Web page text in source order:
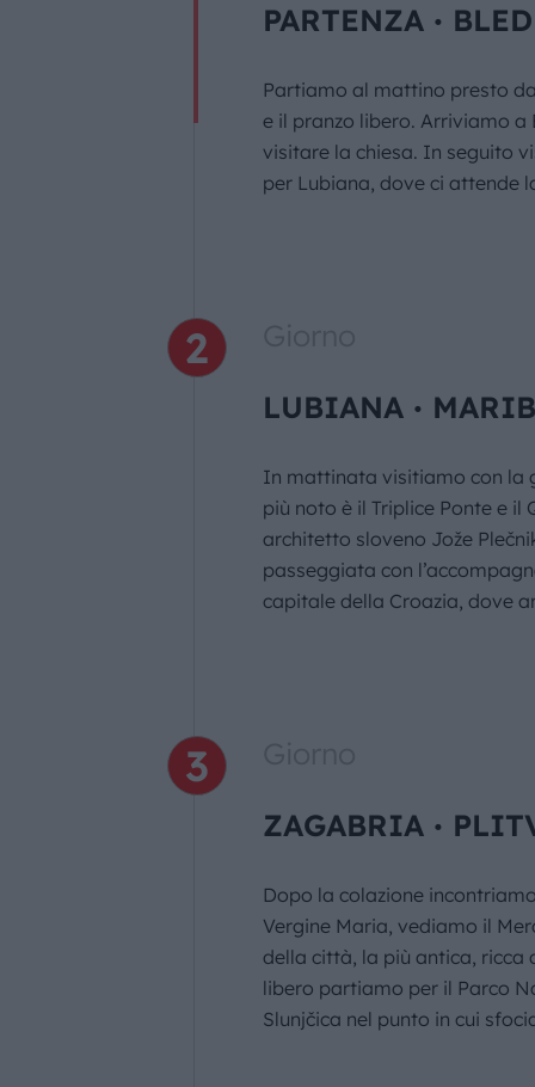
PARTENZA ∙
Partiamo al mattino presto
e il pranzo libero. Arriviamo
visitare la chiesa. In seguito
per Lubiana, dove ci attende
LUBIANA ∙
In mattinata visitiamo con la
più noto è il Triplice Ponte e
architetto sloveno Jože
passeggiata con
capitale della Croazia, dove
ZAGABRIA ∙
Dopo la colazione
Vergine Maria, vediamo il
della città, la più antica, ricca
libero partiamo per il Parco
Slunjčica nel punto in cui